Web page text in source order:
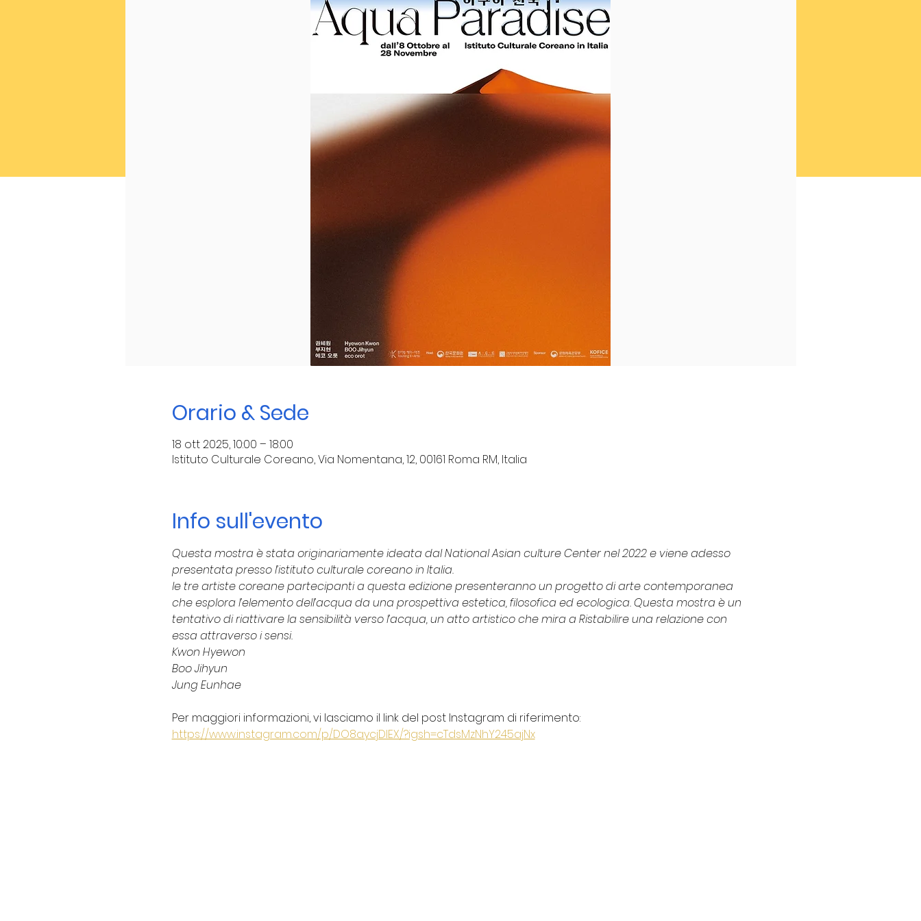
Orario & Sede
18 ott 2025, 10:00 – 18:00
Istituto Culturale Coreano, Via Nomentana, 12, 00161 Roma RM, Italia
Info sull'evento
Questa mostra è stata originariamente ideata dal National Asian culture Center nel 2022 e viene adesso
presentata presso l’istituto culturale coreano in Italia.
le tre artiste coreane partecipanti a questa edizione presenteranno un progetto di arte contemporanea
che esplora l’elemento dell’acqua da una prospettiva estetica, filosofica ed ecologica. Questa mostra è un
tentativo di riattivare la sensibilità verso l’acqua, un atto artistico che mira a Ristabilire una relazione con
essa attraverso i sensi.
Kwon Hyewon
Boo Jihyun
Jung Eunhae
Per maggiori informazioni, vi lasciamo il link del post Instagram di riferimento:
https://www.instagram.com/p/DO8aycjDIEX/?igsh=cTdsMzNhY245ajNx